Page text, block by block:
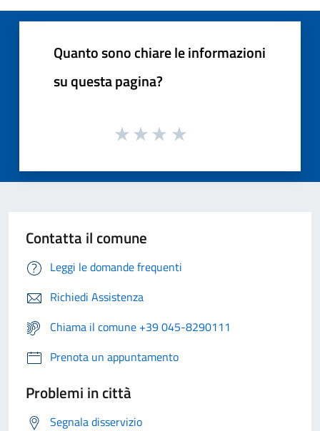
Quanto sono chiare le informazioni
su questa pagina?
Contatta il comune
Leggi le domande frequenti
Richiedi Assistenza
Chiama il comune +39 045-8290111
Prenota un appuntamento
Problemi in città
Segnala disservizio